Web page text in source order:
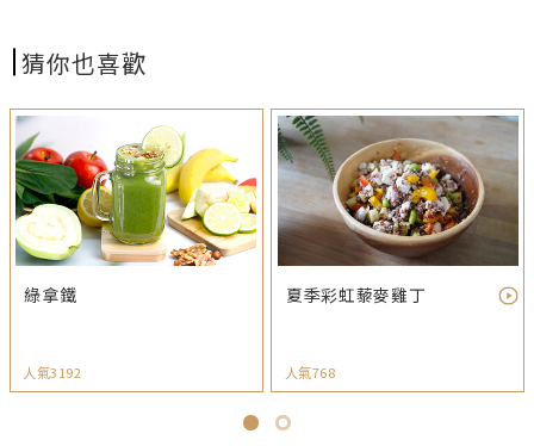
猜你也喜歡
綠拿鐵
人氣3192
夏季彩虹藜麥雞丁
人氣768